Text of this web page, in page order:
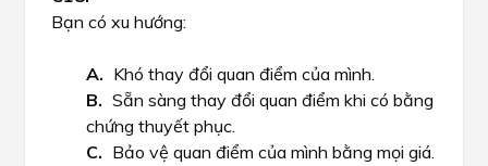
Bạn có xu hướng:
Khó thay đổi quan điểm của mình.
Sẵn sàng thay đổi quan điểm khi có bằng
chứng thuyết phục.
Bảo vệ quan điểm của mình bằng mọi giá.